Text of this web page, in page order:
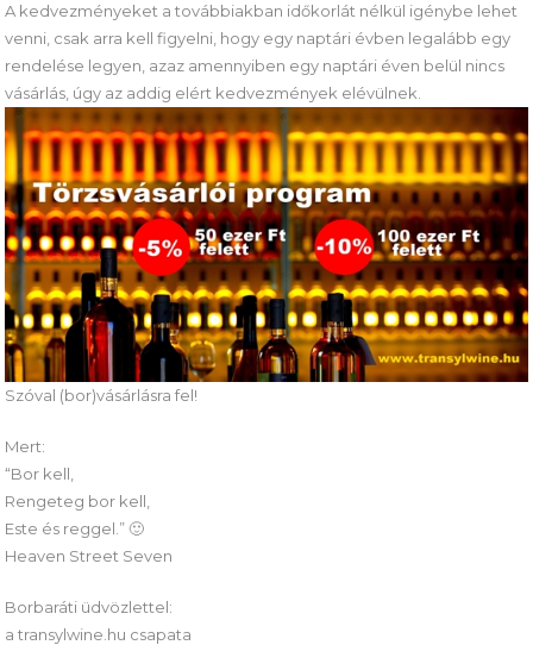
A kedvezményeket a továbbiakban időkorlát nélkül igénybe lehet
venni, csak arra kell figyelni, hogy egy naptári évben legalább egy
rendelése legyen, azaz amennyiben egy naptári éven belül nincs
vásárlás, úgy az addig elért kedvezmények elévülnek.
Szóval (bor)vásárlásra fel!
Mert:
“Bor kell,
Rengeteg bor kell,
Este és reggel.” 🙂
Heaven Street Seven
Borbaráti üdvözlettel:
a transylwine.hu csapata